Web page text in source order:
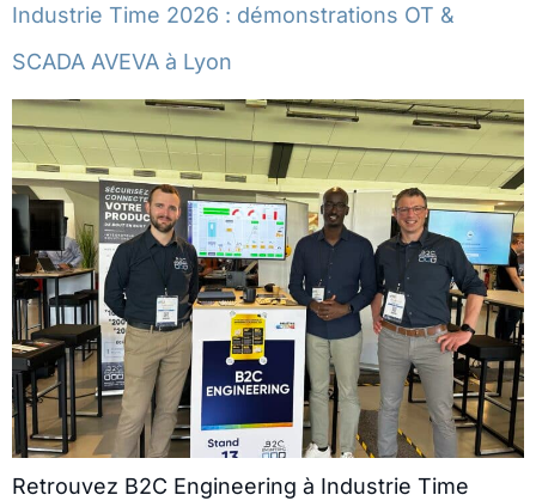
Industrie Time 2026 : démonstrations OT &
SCADA AVEVA à Lyon
Retrouvez B2C Engineering à Industrie Time